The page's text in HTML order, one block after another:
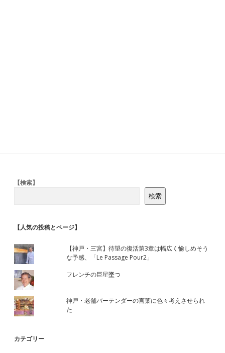
Sidebar
【検索】
検索
【人気の投稿とページ】
【神戸・三宮】待望の復活第3章は幅広く愉しめそう
な予感、「Le Passage Pour2」
フレンチの巨星墜つ
神戸・老舗バーテンダーの言葉に色々考えさせられ
た
カテゴリー